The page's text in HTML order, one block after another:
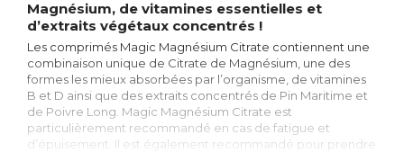
Magnésium, de vitamines essentielles et
d’extraits végétaux concentrés !
Les comprimés Magic Magnésium Citrate contiennent une
combinaison unique de Citrate de Magnésium, une des
formes les mieux absorbées par l’organisme, de vitamines
B et D ainsi que des extraits concentrés de Pin Maritime et
de Poivre Long. Magic Magnésium Citrate est
particulièrement recommandé en cas de fatigue et
d’épuisement. Il est également recommandé pour prendre